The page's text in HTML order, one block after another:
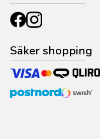
Säker shopping